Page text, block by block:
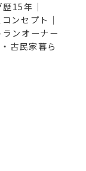
15年｜
ンセプト｜
ンオーナー
古民家暮ら